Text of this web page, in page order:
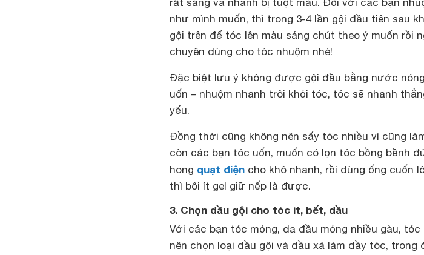
rất sáng và nhanh bị tuột màu. Đối với các bạn
như mình muốn, thì trong 3-4 lần gội đầu tiên sau
gội trên để tóc lên màu sáng chút theo ý muốn rồi
chuyên dùng cho tóc nhuộm nhé!
Đặc biệt lưu ý không được gội đầu bằng nước
uốn – nhuộm nhanh trôi khỏi tóc, tóc sẽ nhanh
yếu.
Đồng thời cũng không nên sấy tóc nhiều vì cũng
còn các bạn tóc uốn, muốn có lọn tóc bồng bềnh
hong quạt điện cho khô nhanh, rồi dùng ống cuốn
thì bôi ít gel giữ nếp là được.
3. Chọn dầu gội cho tóc ít, bết, dầu
Với các bạn tóc mỏng, da đầu mỏng nhiều gàu,
nên chọn loại dầu gội và dầu xả làm dầy tóc,